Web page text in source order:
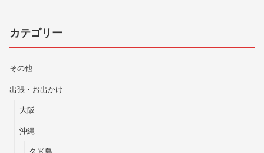
カテゴリー
その他
出張・お出かけ
大阪
沖縄
久米島